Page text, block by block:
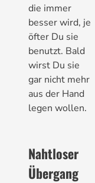
die immer
besser wird, je
öfter Du sie
benutzt. Bald
wirst Du sie
gar nicht mehr
aus der Hand
legen wollen.
Nahtloser
Übergang